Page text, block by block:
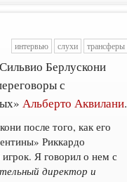
интервью слухи трансферы
Берлускони
с
Альберто Аквилани.
после того, как его
Риккардо
Я говорил о нем с
директор и